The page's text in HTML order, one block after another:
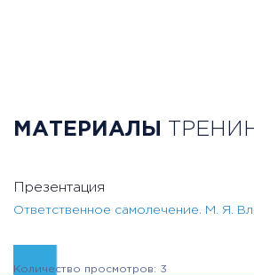
МАТЕРИАЛЫ
Презентация
Ответственное самолечение. М. Я.
Количество просмотров: 3